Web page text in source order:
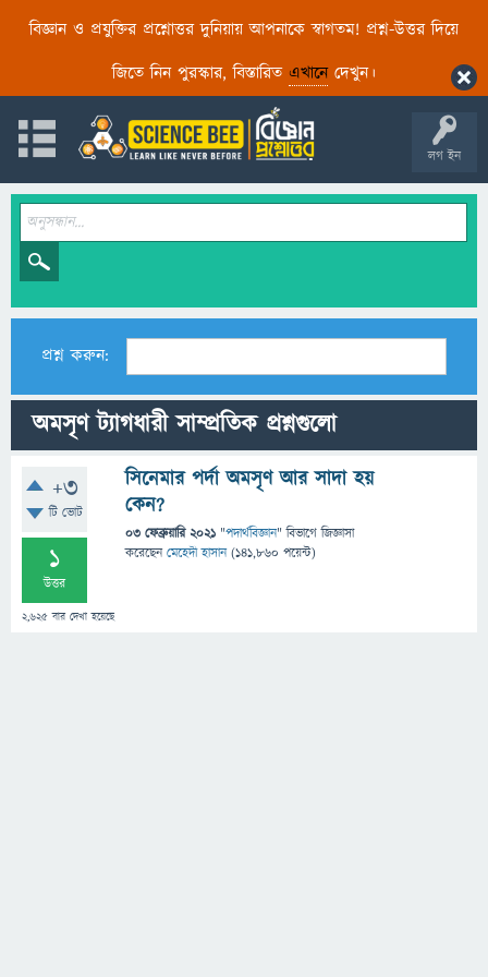
বিজ্ঞান ও প্রযুক্তির প্রশ্নোত্তর দুনিয়ায় আপনাকে স্বাগতম! প্রশ্ন-উত্তর দিয়ে
জিতে নিন পুরস্কার, বিস্তারিত এখানেদেখুন।
লগ ইন
প্রশ্ন করুন:
অমসৃণ ট্যাগধারী সাম্প্রতিক প্রশ্নগুলো
+3
টি ভোট
1
উত্তর
2,625 বার দেখা হয়েছে
সিনেমার পর্দা অমসৃণ আর সাদা হয়
কেন?
03 ফেব্রুয়ারি 2021 "পদার্থবিজ্ঞান" বিভাগে জিজ্ঞাসা
করেছেনমেহেদী হাসান (141,860 পয়েন্ট)